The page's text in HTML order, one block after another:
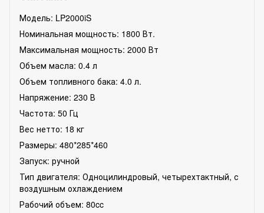
Модель: LP2000iS
Номинальная мощность: 1800 Вт.
Максимальная мощность: 2000 Вт
Объем масла: 0.4 л
Объем топливного бака: 4.0 л.
Напряжение: 230 В
Частота: 50 Гц
Вес нетто: 18 кг
Размеры: 480*285*460
Запуск: ручной
Тип двигателя: Одноцилиндровый, четырехтактный, с
воздушным охлаждением
Рабочий объем: 80cc